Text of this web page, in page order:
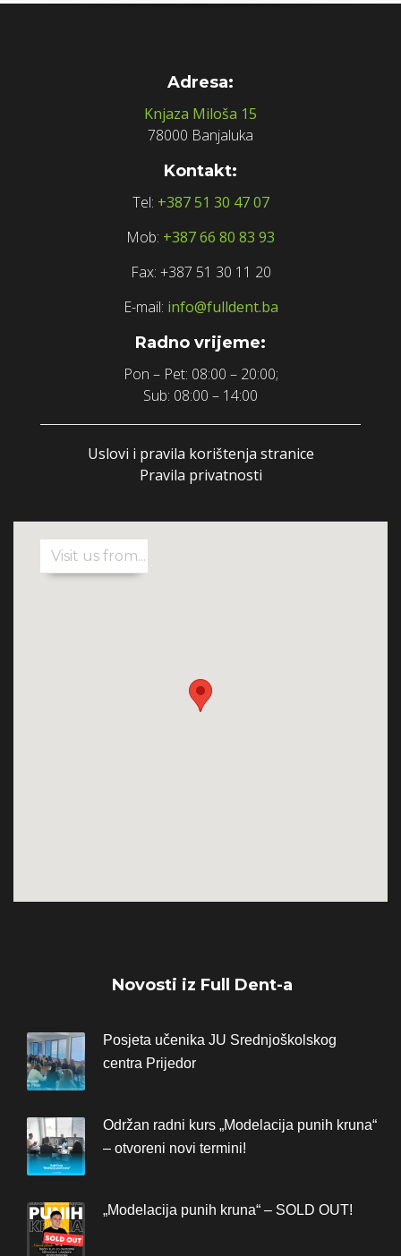
Adresa:
Knjaza Miloša 15
78000 Banjaluka
Kontakt:
Tel: +387 51 30 47 07
Mob: +387 66 80 83 93
Fax: +387 51 30 11 20
E-mail: info@fulldent.ba
Radno vrijeme:
Pon – Pet: 08:00 – 20:00;
Sub: 08:00 – 14:00
Uslovi i pravila korištenja stranice
Pravila privatnosti
Novosti iz Full Dent-a
Posjeta učenika JU Srednjoškolskog
centra Prijedor
Održan radni kurs „Modelacija punih kruna“
– otvoreni novi termini!
„Modelacija punih kruna“ – SOLD OUT!